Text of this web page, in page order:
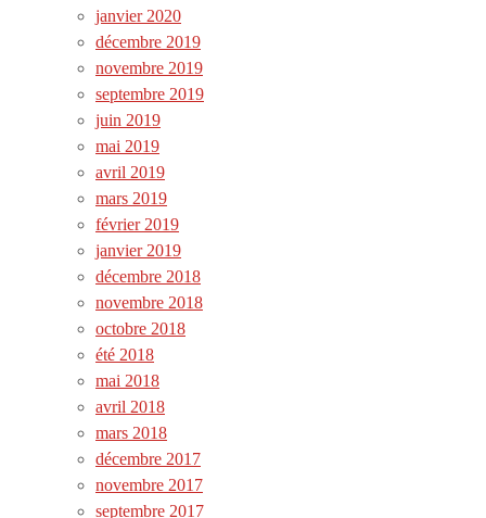
janvier 2020
décembre 2019
novembre 2019
septembre 2019
juin 2019
mai 2019
avril 2019
mars 2019
février 2019
janvier 2019
décembre 2018
novembre 2018
octobre 2018
été 2018
mai 2018
avril 2018
mars 2018
décembre 2017
novembre 2017
septembre 2017